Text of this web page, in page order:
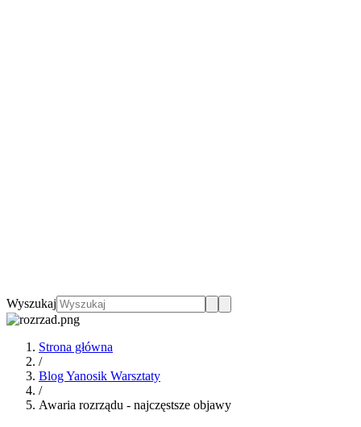
Wyszukaj
Strona główna
/
Blog Yanosik Warsztaty
/
Awaria rozrządu - najczęstsze objawy